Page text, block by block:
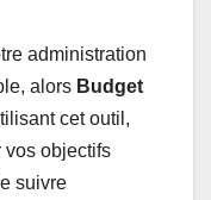
administration
alors Budget
cet outil,
vos objectifs
suivre